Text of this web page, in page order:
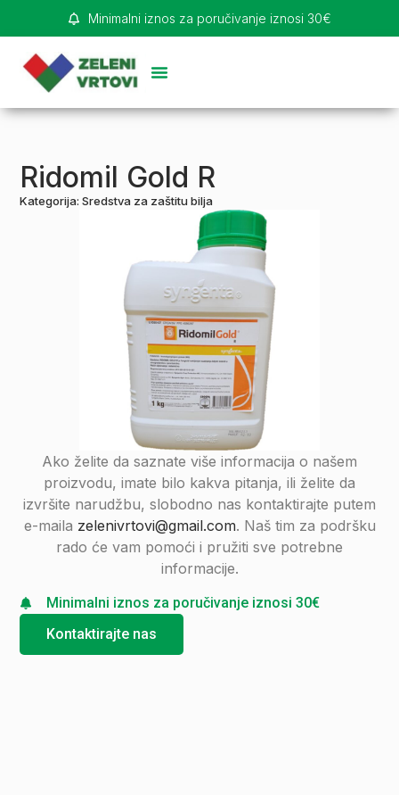
Minimalni iznos za poručivanje iznosi 30€
Ridomil Gold R
Kategorija:Sredstva za zaštitu bilja
Ako želite da saznate više informacija o našem
proizvodu, imate bilo kakva pitanja, ili želite da
izvršite narudžbu, slobodno nas kontaktirajte putem
e-maila zelenivrtovi@gmail.com. Naš tim za podršku
rado će vam pomoći i pružiti sve potrebne
informacije.
Minimalni iznos za poručivanje iznosi 30€
Kontaktirajte nas